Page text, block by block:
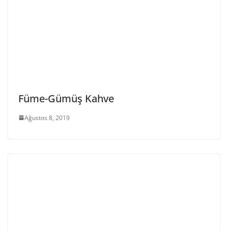
Füme-Gümüş Kahve
Ağustos 8, 2019